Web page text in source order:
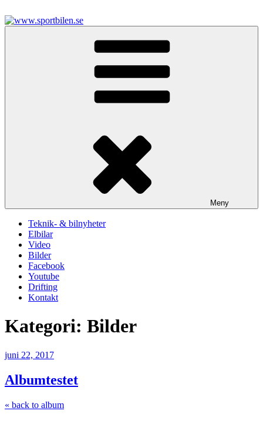
till
innehåll
Meny
Teknik- & bilnyheter
Elbilar
Video
Bilder
Facebook
Youtube
Drifting
Kontakt
Kategori: Bilder
Publicerat
juni 22, 2017
Albumtestet
« back to album